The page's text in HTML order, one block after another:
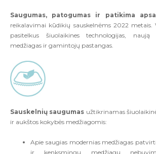
Saugumas, patogumas ir patikima
reikalavimai kūdikių sauskelnėms 2022 metais.
pasitelkus šiuolaikines technologijas, naują
medžiagas ir gamintojų pastangas.
Sauskelnių saugumas užtikrinamas
ir aukštos kokybės medžiagomis:
Apie saugias modernias medžiagas
ir kenksmingų medžiagų